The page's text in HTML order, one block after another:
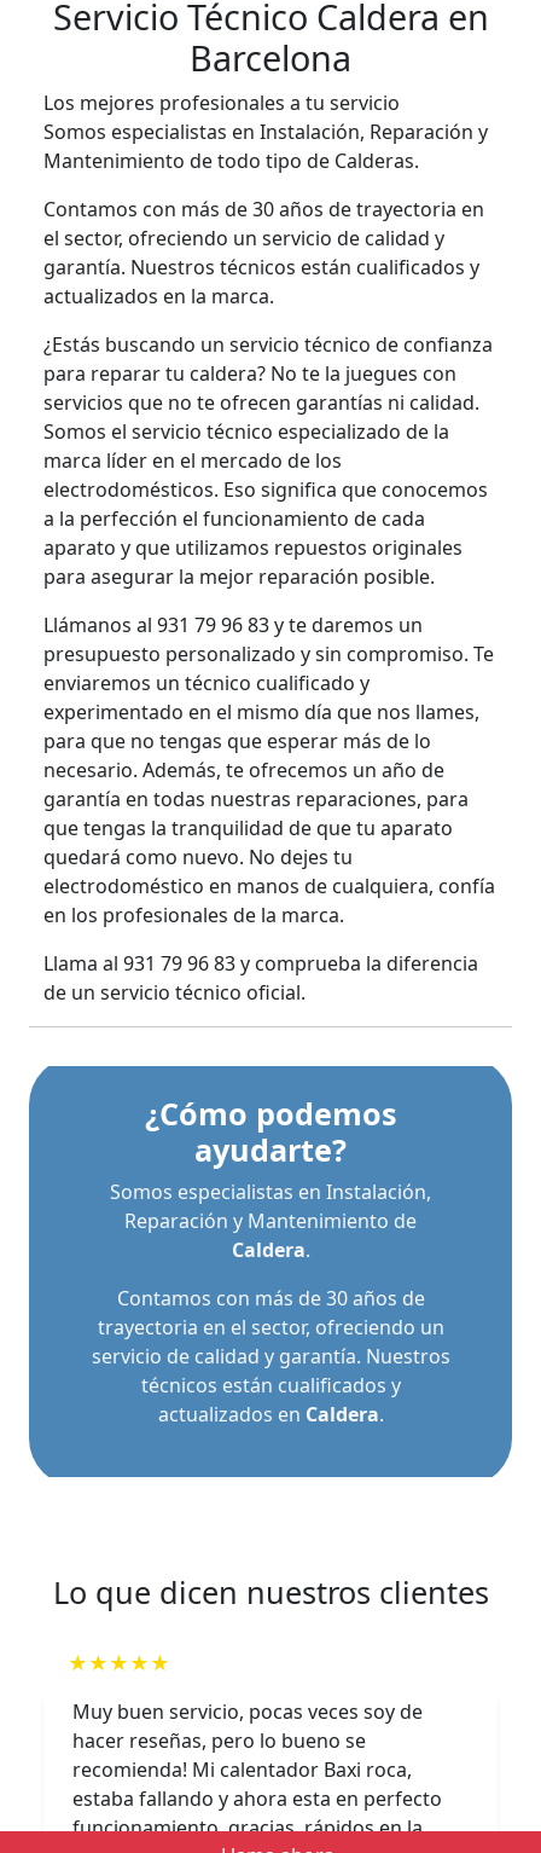
Servicio Técnico Caldera en
Barcelona
Los mejores profesionales a tu servicio
Somos especialistas en Instalación, Reparación y
Mantenimiento de todo tipo de Calderas.
Contamos con más de 30 años de trayectoria en
el sector, ofreciendo un servicio de calidad y
garantía. Nuestros técnicos están cualificados y
actualizados en la marca.
¿Estás buscando un servicio técnico de confianza
para reparar tu caldera? No te la juegues con
servicios que no te ofrecen garantías ni calidad.
Somos el servicio técnico especializado de la
marca líder en el mercado de los
electrodomésticos. Eso significa que conocemos
a la perfección el funcionamiento de cada
aparato y que utilizamos repuestos originales
para asegurar la mejor reparación posible.
Llámanos al 931 79 96 83 y te daremos un
presupuesto personalizado y sin compromiso. Te
enviaremos un técnico cualificado y
experimentado en el mismo día que nos llames,
para que no tengas que esperar más de lo
necesario. Además, te ofrecemos un año de
garantía en todas nuestras reparaciones, para
que tengas la tranquilidad de que tu aparato
quedará como nuevo. No dejes tu
electrodoméstico en manos de cualquiera, confía
en los profesionales de la marca.
Llama al 931 79 96 83 y comprueba la diferencia
de un servicio técnico oficial.
¿Cómo podemos
ayudarte?
Somos especialistas en Instalación,
Reparación y Mantenimiento de
Caldera.
Contamos con más de 30 años de
trayectoria en el sector, ofreciendo un
servicio de calidad y garantía. Nuestros
técnicos están cualificados y
actualizados en Caldera.
Lo que dicen nuestros clientes
★★★★★
Muy buen servicio, pocas veces soy de
hacer reseñas, pero lo bueno se
recomienda! Mi calentador Baxi roca,
estaba fallando y ahora esta en perfecto
funcionamiento, gracias, rápidos en la
Previous
Next